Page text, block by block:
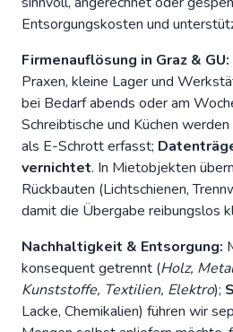
Entsorgungskosten und
Firmenauflösung in Graz & GU:
Praxen, kleine Lager und
bei Bedarf abends oder am
Schreibtische und Küchen
als E-Schrott erfasst;
vernichtet. In Mietobjekten
Rückbauten (Lichtschienen,
damit die Übergabe reibungslos
Nachhaltigkeit & Entsorgung:
konsequent getrennt (Holz,
Kunststoffe, Textilien, Elektro);
Lacke, Chemikalien) führen wir